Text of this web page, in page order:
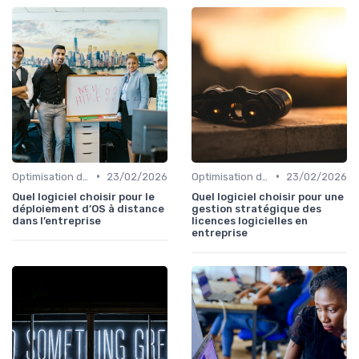
•
23/02/2026
Quel logiciel choisir pour le
déploiement d’OS à distance
dans l’entreprise
•
23/02/2026
Quel logiciel choisir pour une
gestion stratégique des
licences logicielles en
entreprise